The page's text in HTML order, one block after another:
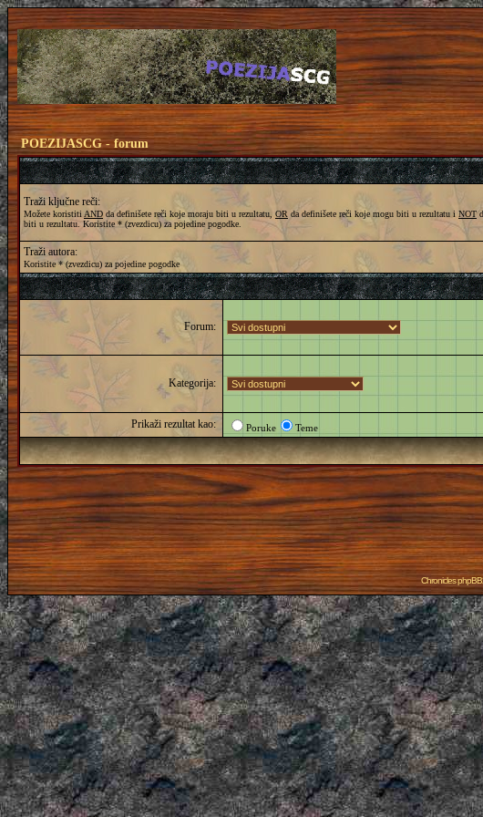
POEZIJASCG - forum
Traži ključne reči:
Možete koristiti AND da definišete reči koje moraju biti u rezultatu, OR da definišete reči koje mogu biti u rezultatu i NOT
biti u rezultatu. Koristite * (zvezdicu) za pojedine pogodke.
Traži autora:
Koristite * (zvezdicu) za pojedine pogodke
Forum:
Kategorija:
Prikaži rezultat kao: Poruke Teme
Chronicles